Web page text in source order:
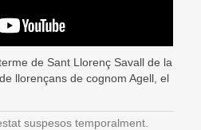
de Sant Llorenç Savall de la
llorençans de cognom Agell, el
suspesos temporalment.